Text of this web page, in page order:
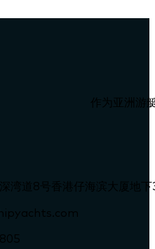
作为亚洲游
湾道8号香港仔海滨大厦地